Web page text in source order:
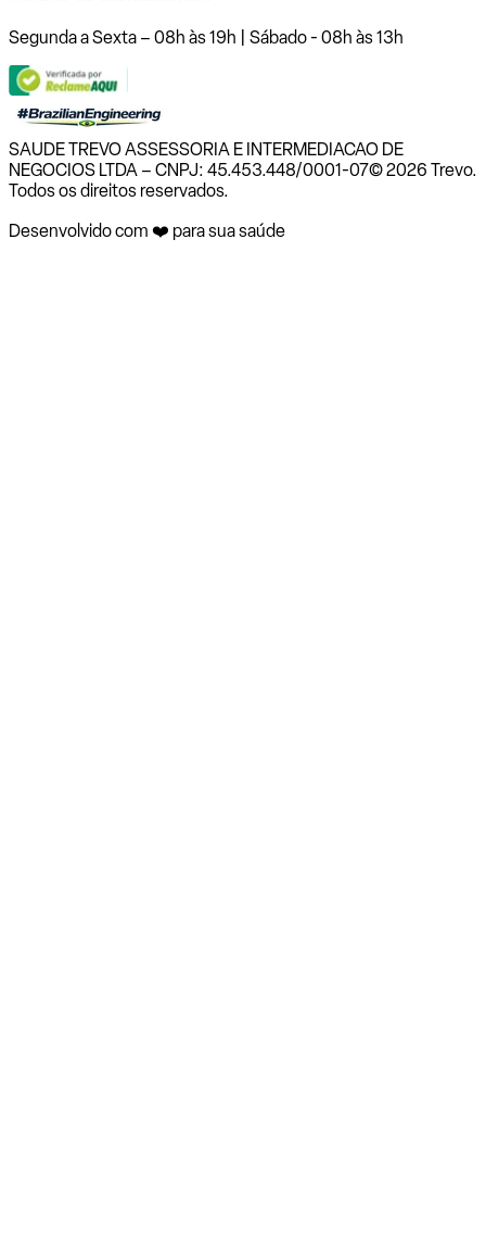
Segunda a Sexta – 08h às 19h | Sábado - 08h às 13h
SAUDE TREVO ASSESSORIA E INTERMEDIACAO DE
NEGOCIOS LTDA – CNPJ: 45.453.448/0001-07© 2026 Trevo.
Todos os direitos reservados.
Desenvolvido com ❤️ para sua saúde